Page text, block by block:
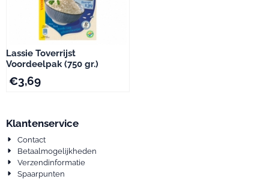
Lassie Toverrijst
Voordeelpak (750 gr.)
€3,69
Klantenservice
Contact
Betaalmogelijkheden
Verzendinformatie
Spaarpunten